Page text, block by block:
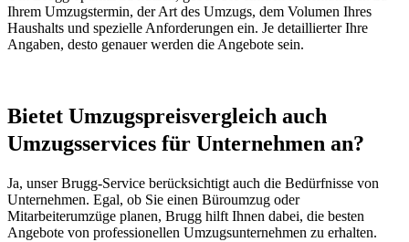
Ihrem Umzugstermin, der Art des Umzugs, dem Volumen Ihres
Haushalts und spezielle Anforderungen ein. Je detaillierter Ihre
Angaben, desto genauer werden die Angebote sein.
Bietet Umzugspreisvergleich auch
Umzugsservices für Unternehmen an?
Ja, unser Brugg-Service berücksichtigt auch die Bedürfnisse von
Unternehmen. Egal, ob Sie einen Büroumzug oder
Mitarbeiterumzüge planen, Brugg hilft Ihnen dabei, die besten
Angebote von professionellen Umzugsunternehmen zu erhalten.